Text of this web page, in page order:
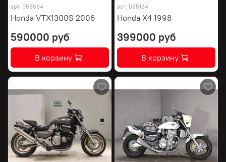
арт. 056564
Honda VTX1300S 2006
590000 руб
В корзину
арт. 055134
Honda X4 1998
399000 руб
В корзину